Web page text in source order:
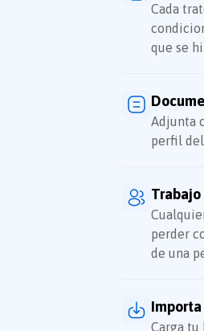
Cada
que se
Adjunta
perfil
perder
de una
Carga tu